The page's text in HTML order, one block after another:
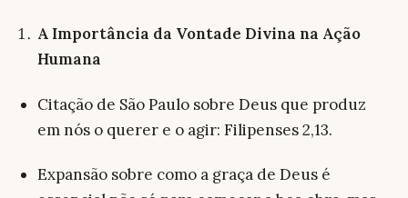
A Importância da Vontade Divina na Ação
Humana
Citação de São Paulo sobre Deus que produz
em nós o querer e o agir: Filipenses 2,13.
Expansão sobre como a graça de Deus é